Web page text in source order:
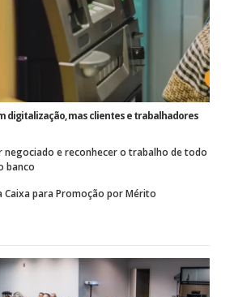
digitalização, mas clientes e trabalhadores
negociado e reconhecer o trabalho de todo
banco
Caixa para Promoção por Mérito